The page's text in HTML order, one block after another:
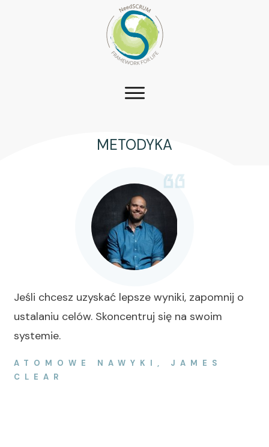
METODYKA
Jeśli chcesz uzyskać lepsze wyniki, zapomnij o
ustalaniu celów. Skoncentruj się na swoim
systemie.
ATOMOWE NAWYKI, JAMES
CLEAR